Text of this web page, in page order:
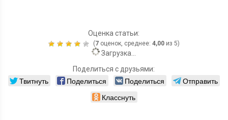
Оценка статьи:
(7оценок, среднее: 4,00из 5)
Загрузка...
Поделиться с друзьями:
Твитнуть Поделиться Поделиться
Отправить
Класснуть